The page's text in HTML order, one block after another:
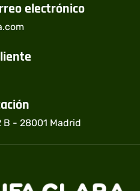
electrónico
B - 28001 Madrid